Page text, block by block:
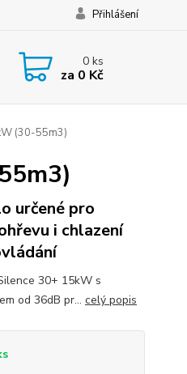
Přihlášení
0ks
za 0 Kč
(30-55m3)
určené pro
i chlazení
30+ 15kW s
od 36dB pr... celý popis